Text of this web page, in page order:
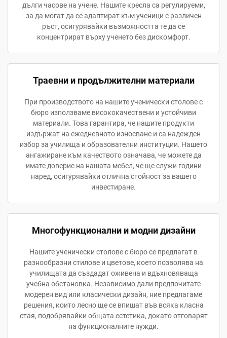
дълги часове на учене. Нашите кресла са регулируеми,
за да могат да се адаптират към ученици с различен
ръст, осигурявайки възможността те да се
концентрират върху ученето без дискомфорт.
Траевни и продължителни материали
При производството на нашите ученически столове с
бюро използваме висококачествени и устойчиви
материали. Това гарантира, че нашите продукти
издържат на ежедневното износване и са надежден
избор за училища и образователни институции. Нашето
ангажиране към качеството означава, че можете да
имате доверие на нашата мебел, че ще служи години
наред, осигурявайки отлична стойност за вашето
инвестиране.
Многофункционални и модни дизайни
Нашите ученически столове с бюро се предлагат в
разнообразни стилове и цветове, което позволява на
училищата да създадат оживена и вдъхновяваща
учебна обстановка. Независимо дали предпочитате
модерен вид или класически дизайн, ние предлагаме
решения, които лесно ще се впишат във всяка класна
стая, подобрявайки общата естетика, докато отговарят
на функционалните нужди.